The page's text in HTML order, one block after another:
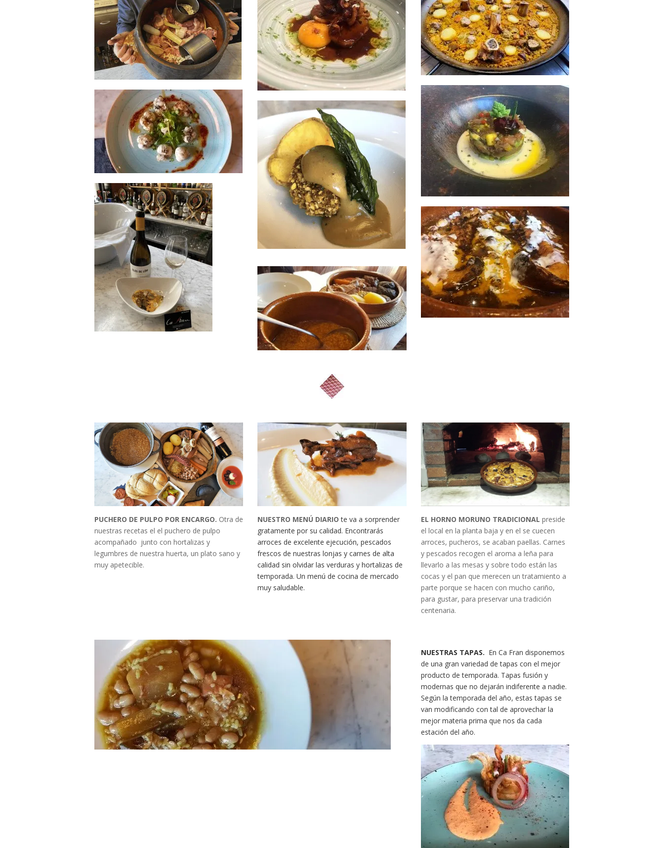
PUCHERO DE PULPO POR ENCARGO. Otra de
nuestras recetas el el puchero de pulpo
acompañado junto con hortalizas y
legumbres de nuestra huerta, un plato sano y
muy apetecible.
NUESTRO MENÚ DIARIOte va a sorprender
gratamente por su calidad. Encontrarás
arroces de excelente ejecución, pescados
frescos de nuestras lonjas y carnes de alta
calidad sin olvidar las verduras y hortalizas de
temporada. Un menú de cocina de mercado
muy saludable.
EL HORNO MORUNO TRADICIONAL preside
el local en la planta baja y en el se cuecen
arroces, pucheros, se acaban paellas. Carnes
y pescados recogen el aroma a leña para
llevarlo a las mesas y sobre todo están las
cocas y el pan que merecen un tratamiento a
parte porque se hacen con mucho cariño,
para gustar, para preservar una tradición
centenaria.
NUESTRAS TAPAS. En Ca Fran disponemos
de una gran variedad de tapas con el mejor
producto de temporada. Tapas fusión y
modernas que no dejarán indiferente a nadie.
Según la temporada del año, estas tapas se
van modificando con tal de aprovechar la
mejor materia prima que nos da cada
estación del año.